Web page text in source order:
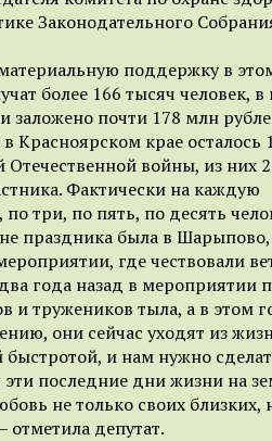
Законодательного
поддержку в
более 166 тысяч человек, в
заложено почти 178 млн
Красноярском крае осталось
Отечественной войны, из них
Фактически на каждую
три, по пять, по десять
праздника была в Шарыпово,
где чествовали
года назад в мероприятии
и тружеников тыла, а в этом
они сейчас уходят из
быстротой, и нам нужно
последние дни жизни на
не только своих близких,
депутат.